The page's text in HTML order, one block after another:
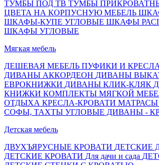
ТУМБЫ ПОД ТВ ТУМБЫ
ЦВЕТА НА КОРПУСНУЮ МЕБЕЛЬ
ШКАФЫ-КУПЕ УГЛОВЫЕ ШКАФЫ
ШКАФЫ УГЛОВЫЕ
Мягкая мебель
ДЕШЕВАЯ МЕБЕЛЬ ПУФИКИ И
ДИВАНЫ АККОРДЕОН ДИВАНЫ
ЕВРОКНИЖКИ ДИВАНЫ КЛИК-КЛЯК
КНИЖКИ КОМПЛЕКТЫ МЯГКОЙ
ОТДЫХА КРЕСЛА-КРОВАТИ МАТРАСЫ
СОФЫ, ТАХТЫ УГЛОВЫЕ ДИВАНЫ -
Детская мебель
ДВУХЪЯРУСНЫЕ КРОВАТИ ДЕТСКИЕ
ДЕТСКИЕ КРОВАТИ Для дачи и сада